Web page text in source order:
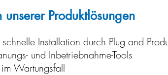
Produktlösungen
Installation durch Plug and
und Inbetriebnahme-Tools
Wartungsfall